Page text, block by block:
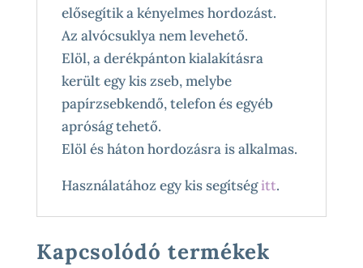
elősegítik a kényelmes hordozást.
Az alvócsuklya nem levehető.
Elöl, a derékpánton kialakításra
került egy kis zseb, melybe
papírzsebkendő, telefon és egyéb
apróság tehető.
Elöl és háton hordozásra is alkalmas.
Használatához egy kis segítségitt.
Kapcsolódó termékek